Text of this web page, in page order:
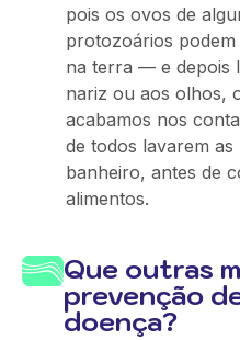
pois os ovos de
protozoários
na terra — e depois
nariz ou aos olhos,
acabamos nos
de todos lavarem
banheiro, antes de
alimentos.
Que outras
prevenção
doença?